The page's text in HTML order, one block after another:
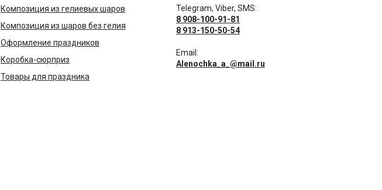
Композиция из гелиевых шаров
Композиция из шаров без гелия
Оформление праздников
Коробка-сюрприз
Товары для праздника
Telegram, Viber, SMS:
8 908-100-91-81
8 913-150-50-54
Email:
Alenochka_a_@mail.ru